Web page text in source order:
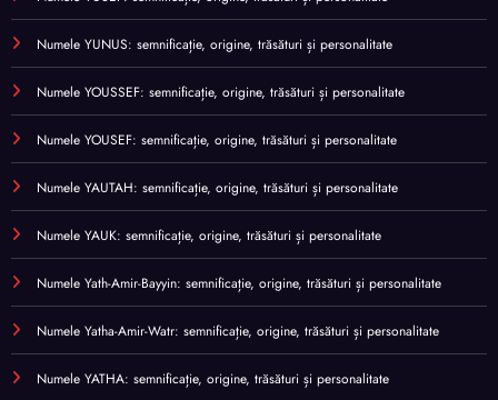
Numele YUNUS: semnificație, origine, trăsături și personalitate
Numele YOUSSEF: semnificație, origine, trăsături și personalitate
Numele YOUSEF: semnificație, origine, trăsături și personalitate
Numele YAUTAH: semnificație, origine, trăsături și personalitate
Numele YAUK: semnificație, origine, trăsături și personalitate
Numele Yath-Amir-Bayyin: semnificație, origine, trăsături și personalitate
Numele Yatha-Amir-Watr: semnificație, origine, trăsături și personalitate
Numele YATHA: semnificație, origine, trăsături și personalitate